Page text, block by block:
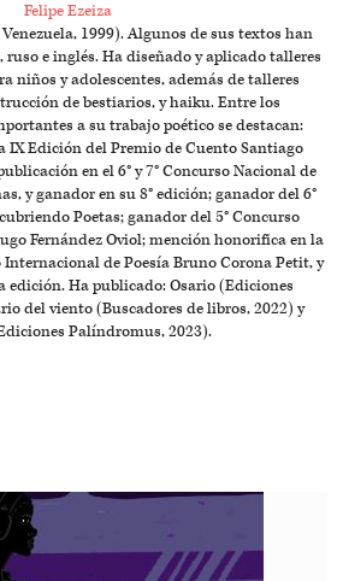
Felipe Ezeiza
Venezuela, 1999). Algunos de sus textos han
e inglés. Ha diseñado y aplicado talleres
niños y adolescentes, además de talleres
de bestiarios, y haiku. Entre los
a su trabajo poético se destacan:
IX Edición del Premio de Cuento Santiago
en el 6° y 7° Concurso Nacional de
y ganador en su 8° edición; ganador del 6°
Poetas; ganador del 5° Concurso
Fernández Oviol; mención honorifica en la
de Poesía Bruno Corona Petit, y
edición. Ha publicado: Osario (Ediciones
del viento (Buscadores de libros, 2022) y
Palíndromus, 2023).